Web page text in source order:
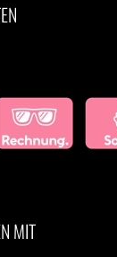
MIT